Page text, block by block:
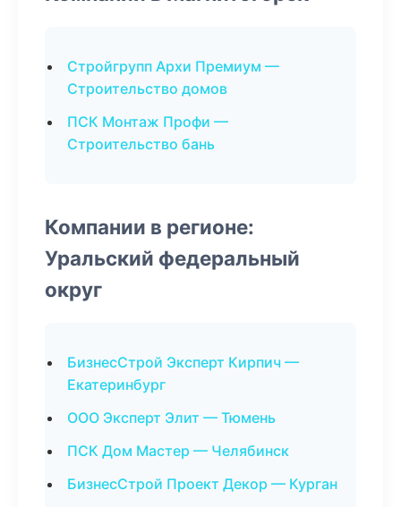
Стройгрупп Архи Премиум —
Строительство домов
ПСК Монтаж Профи —
Строительство бань
Компании в регионе:
Уральский федеральный
округ
БизнесСтрой Эксперт Кирпич —
Екатеринбург
ООО Эксперт Элит — Тюмень
ПСК Дом Мастер — Челябинск
БизнесСтрой Проект Декор — Курган